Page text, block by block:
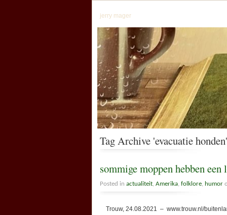
jerry mager
Tag Archive 'evacuatie honden'
sommige moppen hebben een
Posted in actualiteit Amerika folklore humor
Trouw, 24.08.2021 – www.trouw.nl/